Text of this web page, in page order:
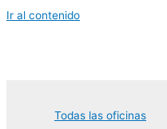
Ir al contenido
Todas las oficinas